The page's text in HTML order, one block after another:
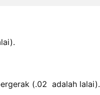
(.02 adalah lalai).